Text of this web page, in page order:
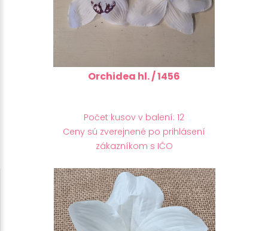
Orchidea hl. / 1456
Počet kusov v balení: 12
Ceny sú zverejnené po prihlásení
zákazníkom s IČO